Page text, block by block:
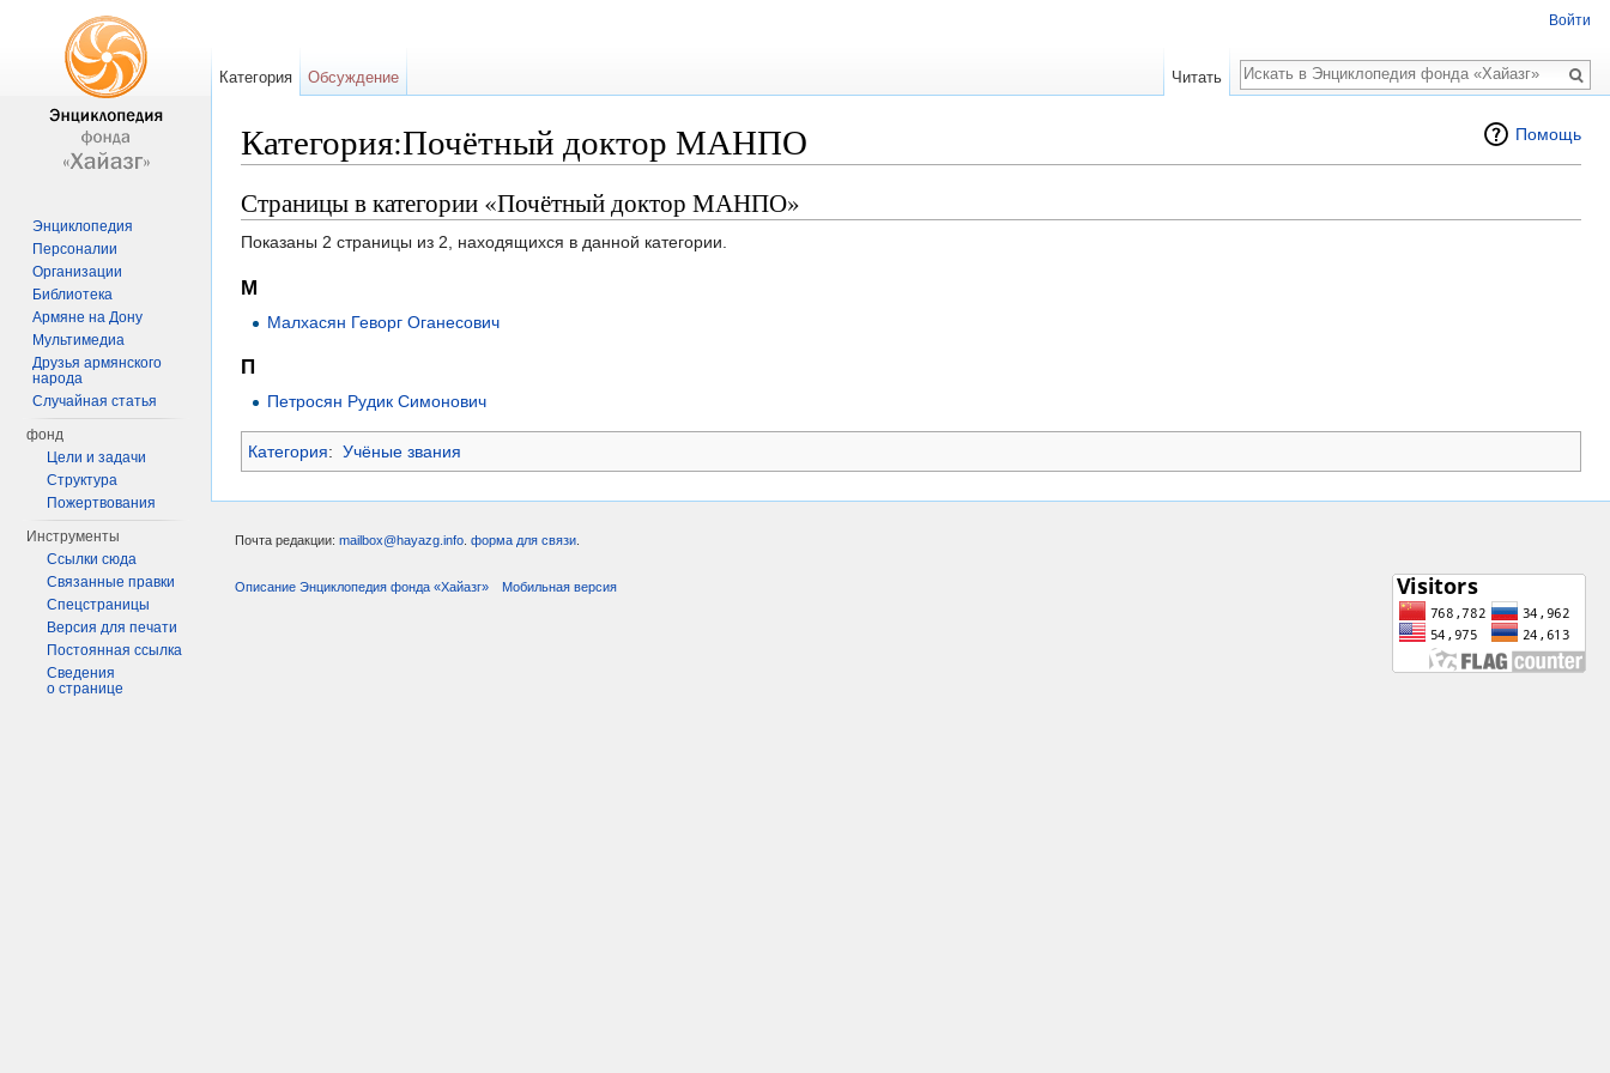
Помощь
Категория:Почётный доктор МАНПО
Страницы в категории «Почётный доктор МАНПО»
Показаны 2 страницы из 2, находящихся в данной категории.
М
Малхасян Геворг Оганесович
П
Петросян Рудик Симонович
Категория: Учёные звания
Войти
Категория Обсуждение Читать
Поиск
Энциклопедия
Персоналии
Организации
Библиотека
Армяне на Дону
Мультимедиа
Друзья армянского
народа
Случайная статья
фонд
Цели и задачи
Структура
Пожертвования
Инструменты
Ссылки сюда
Связанные правки
Спецстраницы
Версия для печати
Постоянная ссылка
Сведения
о странице
Почта редакции: mailbox@hayazg.info форма для связи
Описание Энциклопедия фонда «Хайазг» Мобильная версия